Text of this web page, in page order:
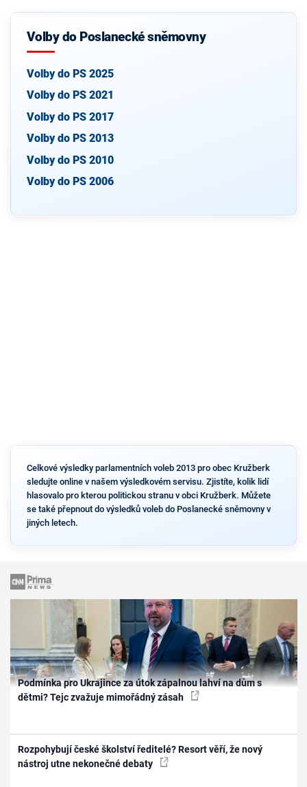
Volby do Poslanecké sněmovny
Volby do PS 2025
Volby do PS 2021
Volby do PS 2017
Volby do PS 2013
Volby do PS 2010
Volby do PS 2006
Celkové výsledky parlamentních voleb 2013 pro obec Kružberk
sledujte online v našem výsledkovém servisu. Zjistíte, kolik lidí
hlasovalo pro kterou politickou stranu v obci Kružberk. Můžete
se také přepnout do výsledků voleb do Poslanecké sněmovny v
jiných letech.
Podmínka pro Ukrajince za útok zápalnou lahví na dům s
dětmi? Tejc zvažuje mimořádný zásah
Rozpohybují české školství ředitelé? Resort věří, že nový
nástroj utne nekonečné debaty